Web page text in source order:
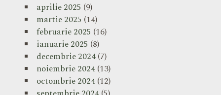
aprilie 2025 (9)
martie 2025 (14)
februarie 2025 (16)
ianuarie 2025 (8)
decembrie 2024(7)
noiembrie 2024(13)
octombrie 2024(12)